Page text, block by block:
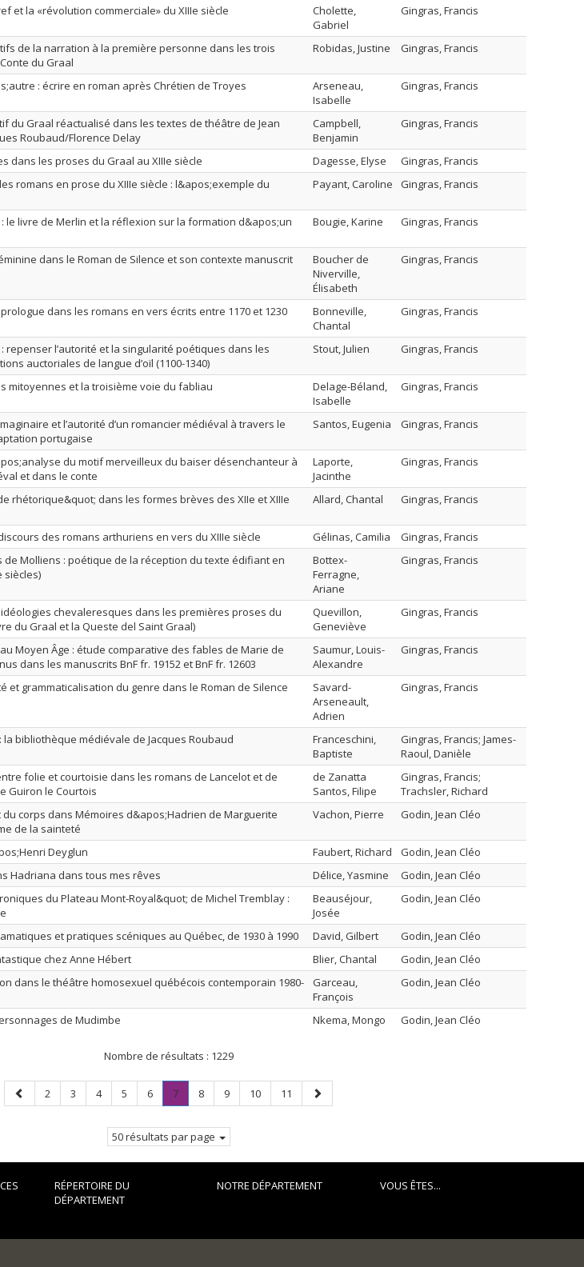
et la «révolution commerciale» du XIIIe siècle
Cholette,
Gabriel
Gingras, Francis
de la narration à la première personne dans les trois
du Graal
Robidas, Justine Gingras, Francis
: écrire en roman après Chrétien de Troyes
Arseneau,
Isabelle
Gingras, Francis
du Graal réactualisé dans les textes de théâtre de Jean
Roubaud/Florence Delay
Campbell,
Benjamin
Gingras, Francis
dans les proses du Graal au XIIIe siècle Dagesse, Elyse
Gingras, Francis
romans en prose du XIIIe siècle : l&apos;exemple du
Payant, Caroline Gingras, Francis
le livre de Merlin et la réflexion sur la formation d&apos;un
Bougie, Karine Gingras, Francis
dans le Roman de Silence et son contexte manuscrit
Boucher de
Niverville,
Élisabeth
Gingras, Francis
dans les romans en vers écrits entre 1170 et 1230
Bonneville,
Chantal
Gingras, Francis
repenser l’autorité et la singularité poétiques dans les
auctoriales de langue d’oïl (1100-1340)
Stout, Julien Gingras, Francis
mitoyennes et la troisième voie du fabliau
Delage-Béland,
Isabelle
Gingras, Francis
et l’autorité d’un romancier médiéval à travers le
portugaise
Santos, Eugenia Gingras, Francis
du motif merveilleux du baiser désenchanteur à
et dans le conte
Laporte,
Jacinthe
Gingras, Francis
rhétorique&quot; dans les formes brèves des XIIe et XIIIe
Allard, Chantal Gingras, Francis
des romans arthuriens en vers du XIIIe siècle Gélinas, Camilia
Gingras, Francis
de Molliens : poétique de la réception du texte édifiant en
siècles)
Bottex-
Ferragne,
Ariane
Gingras, Francis
idéologies chevaleresques dans les premières proses du
du Graal et la Queste del Saint Graal)
Quevillon,
Geneviève
Gingras, Francis
Moyen Âge : étude comparative des fables de Marie de
dans les manuscrits BnF fr. 19152 et BnF fr. 12603
Saumur, Louis-
Alexandre
Gingras, Francis
et grammaticalisation du genre dans le Roman de Silence
Savard-
Arseneault,
Adrien
Gingras, Francis
bibliothèque médiévale de Jacques Roubaud
Franceschini,
Baptiste
Gingras, Francis; James-
Raoul, Danièle
folie et courtoisie dans les romans de Lancelot et de
Guiron le Courtois
de Zanatta
Santos, Filipe
Gingras, Francis;
Trachsler, Richard
corps dans Mémoires d&apos;Hadrien de Marguerite
de la sainteté
Vachon, Pierre Godin, Jean Cléo
Deyglun Faubert, Richard
Godin, Jean Cléo
Hadriana dans tous mes rêves Délice, Yasmine
Godin, Jean Cléo
du Plateau Mont-Royal&quot; de Michel Tremblay :
Beauséjour,
Josée
Godin, Jean Cléo
et pratiques scéniques au Québec, de 1930 à 1990 David, Gilbert
Godin, Jean Cléo
chez Anne Hébert Blier, Chantal
Godin, Jean Cléo
dans le théâtre homosexuel québécois contemporain 1980-
Garceau,
François
Godin, Jean Cléo
de Mudimbe Nkema, Mongo Godin, Jean Cléo
Nombre de résultats : 1229
Page
précédente
Page
2 Page
3 Page
4 Page
5 Page
6 Page
7.
Page
Page
8 Page
9 Page
10 Page
11
Page
suivante
50 résultats par page
RÉPERTOIRE DU
DÉPARTEMENT
NOTRE DÉPARTEMENT VOUS ÊTES...